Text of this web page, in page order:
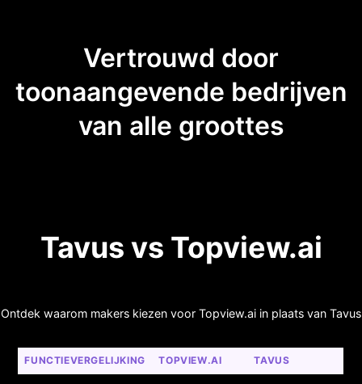
Vertrouwd door
toonaangevende bedrijven
van alle groottes
Tavus vs Topview.ai
Ontdek waarom makers kiezen voor Topview.ai in plaats van Tavus
FUNCTIEVERGELIJKING TOPVIEW.AI TAVUS